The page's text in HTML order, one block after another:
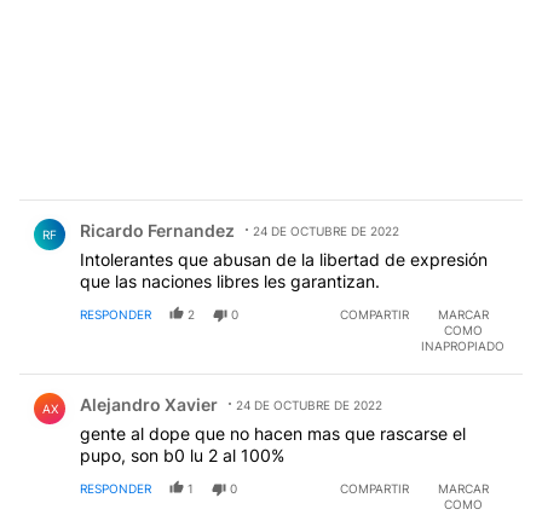
RF Ricardo Fernandez 24 DE OCTUBRE DE 2022
Intolerantes que abusan de la libertad de expresión
que las naciones libres les garantizan.
RESPONDER 2 0 COMPARTIR
MARCAR
COMO
INAPROPIADO
AX Alejandro Xavier 24 DE OCTUBRE DE 2022
gente al dope que no hacen mas que rascarse el
pupo, son b0 lu 2 al 100%
RESPONDER 1 0 COMPARTIR
MARCAR
COMO